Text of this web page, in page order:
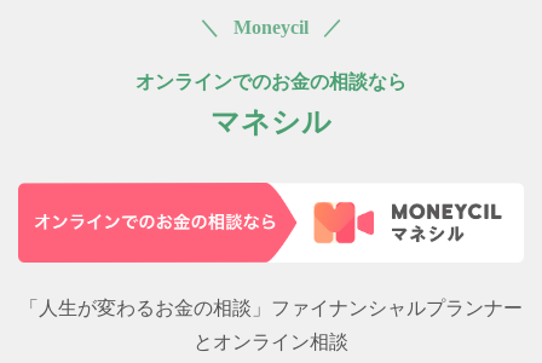
＼ Moneycil ／
オンラインでのお金の相談なら
マネシル
「人生が変わるお金の相談」ファイナンシャルプランナー
とオンライン相談